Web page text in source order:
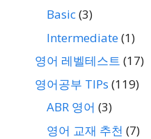
Basic(3)
Intermediate(1)
영어 레벨테스트 (17)
영어공부 TIPs (119)
ABR 영어 (3)
영어 교재 추천 (7)